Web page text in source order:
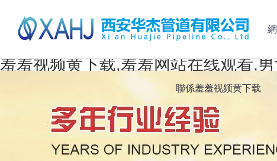
羞羞视频黄下载,羞羞网站在线观看,
聯係羞羞视频黄下载